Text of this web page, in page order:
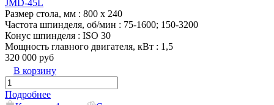
JMD-45L
Размер стола, мм : 800 x 240
Частота шпинделя, об/мин : 75-1600; 150-3200
Конус шпинделя : ISO 30
Мощность главного двигателя, кВт : 1,5
320 000 руб
В корзину
Подробнее